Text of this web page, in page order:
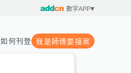
數字APP
如何刊登 我是師傅要接案